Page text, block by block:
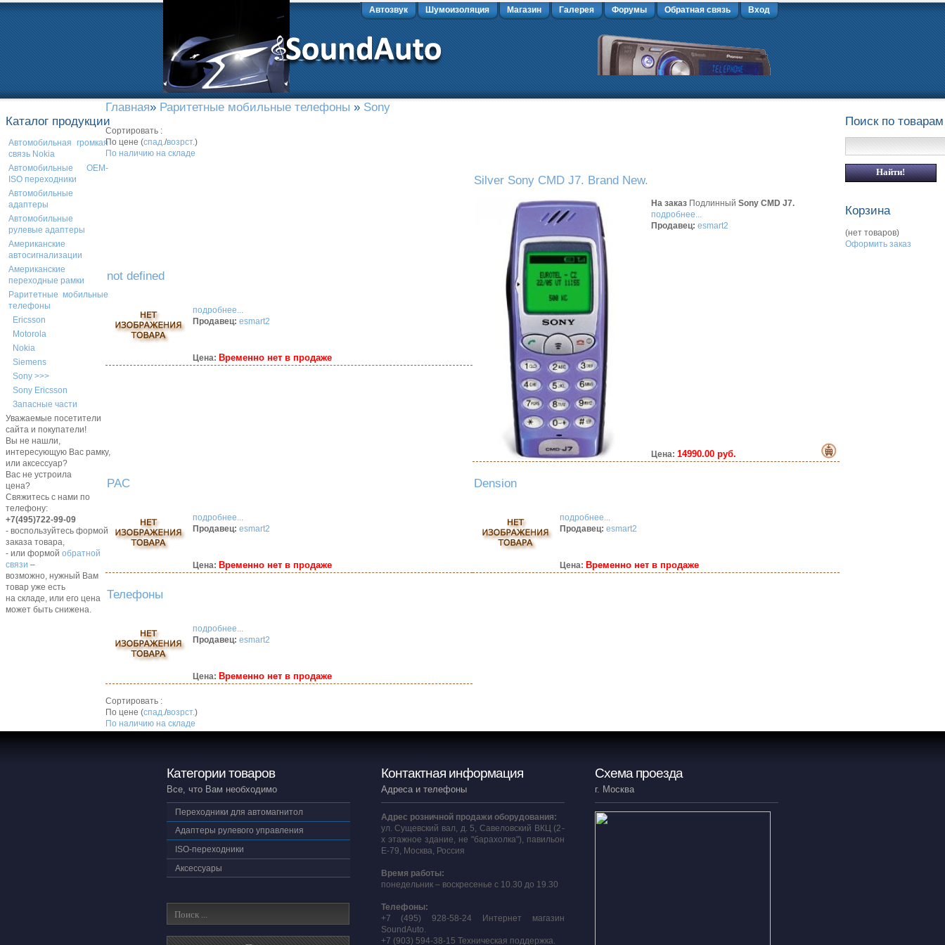
Автозвук Шумоизоляция Магазин Галерея Форумы Обратная связь Вход
Каталог продукции
Автомобильная громкая
связь Nokia
Автомобильные OEM-
ISO переходники
Автомобильные
адаптеры
Автомобильные
рулевые адаптеры
Американские
автосигнализации
Американские
переходные рамки
Раритетные мобильные
телефоны
Ericsson
Motorola
Nokia
Siemens
Sony >>>
Sony Ericsson
Запасные части
Уважаемые посетители
сайта и покупатели!
Вы не нашли,
интересующую Вас рамку,
или аксессуар?
Вас не устроила
цена?
Свяжитесь с нами по
телефону:
+7(495)722-99-09
- воспользуйтесь формой
заказа товара,
- или формой обратной
связи –
возможно, нужный Вам
товар уже есть
на складе, или его цена
может быть снижена.
Главная» Раритетные мобильные телефоны » Sony
Сортировать :
По цене (спад./возрст.)
По наличию на складе
not defined
подробнее...
Продавец: esmart2
Цена: Временно нет в продаже
Silver Sony CMD J7. Brand New.
На заказ Подлинный Sony CMD J7.
подробнее...
Продавец: esmart2
Цена: 14990.00 руб.
PAC
подробнее...
Продавец: esmart2
Цена: Временно нет в продаже
Dension
подробнее...
Продавец: esmart2
Цена: Временно нет в продаже
Телефоны
подробнее...
Продавец: esmart2
Цена: Временно нет в продаже
Сортировать :
По цене (спад./возрст.)
По наличию на складе
Поиск по товарам
Корзина
(нет товаров)
Оформить заказ
Категории товаров
Все, что Вам необходимо
Переходники для автомагнитол
Адаптеры рулевого управления
ISO-переходники
Аксессуары
Контактная информация
Адреса и телефоны
Адрес розничной продажи оборудования:
ул. Сущевский вал, д. 5, Савеловский ВКЦ (2-
х этажное здание, не "барахолка"), павильон
E-79, Москва, Россия
Время работы:
понедельник – воскресенье с 10.30 до 19.30
Телефоны:
+7 (495) 928-58-24 Интернет магазин
SoundAuto.
+7 (903) 594-38-15 Техническая поддержка.
Схема проезда
г. Москва